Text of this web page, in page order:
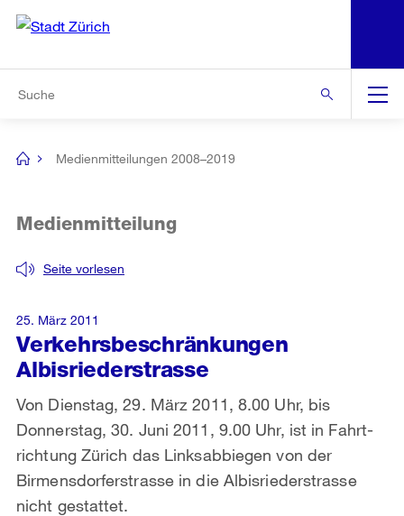
Navigation
[no
Medienmitteilungen 2008–2019
Verkehrsbeschränkungen
Albisriederstrasse
Seite vorlesen
Medienmitteilung
Von Dienstag, 29. März 2011, 8.00 Uhr, bis
Donnerstag, 30. Juni 2011, 9.00 Uhr, ist in Fahrt-
richtung Zürich das Linksabbiegen von der
Birmensdorferstrasse in die Albisriederstrasse
nicht gestattet.
25. März 2011